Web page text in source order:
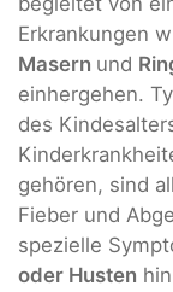
Erkrankungen
Masern und
einhergehen.
des
gehören, sind
Fieber und
spezielle
oder Husten